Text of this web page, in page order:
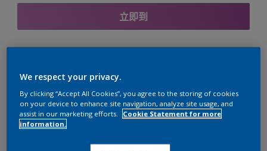
立即到
與之協調的色彩組合
We respect your privacy.
By clicking “Accept All Cookies”, you agree to the storing of cookies
on your device to enhance site navigation, analyze site usage, and
assist in our marketing efforts.
Cookie Statement for more
information.